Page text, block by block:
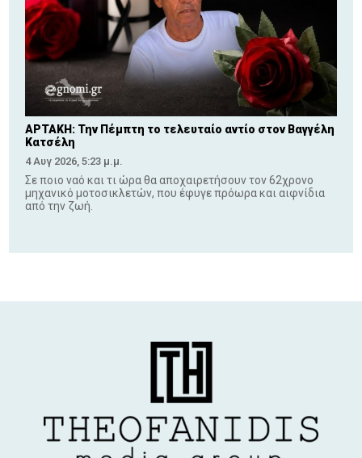
ΑΡΤΑΚΗ: Την Πέμπτη το τελευταίο αντίο στον Βαγγέλη
Κατσέλη
4 Αυγ 2026, 5:23 μ.μ.
Σε ποιο ναό και τι ώρα θα αποχαιρετήσουν τον 62χρονο
μηχανικό μοτοσικλετών, που έφυγε πρόωρα και αιφνίδια
από την ζωή.